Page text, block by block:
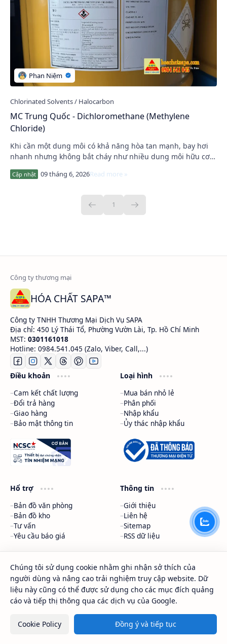
MC Trung Quốc - Dichloromethane (Methylene
Chloride)
Khi cần một dung môi có khả năng hòa tan mạnh, bay hơi
nhanh nhưng không bắt cháy như nhiều dung môi hữu cơ
HÓA CHẤT SAPA™
Công ty TNHH Thương Mại Dịch Vụ SAPA
Địa chỉ: 450 Lý Thái Tổ, Phường Vườn Lài, Tp. Hồ Chí Minh
MST: 0301161018
Hotline: 0984.541.045 (Zalo, Viber, Call,...)
Điều khoản
Cam kết chất lượng
Đổi trả hàng
Giao hàng
Bảo mật thông tin
Loại hình
Mua bán nhỏ lẻ
Phân phối
Nhập khẩu
Ủy thác nhập khẩu
Hổ trợ
Bản đồ văn phòng
Bản đồ kho
Tư vấn
Yêu cầu báo giá
Thông tin
Giới thiệu
Liên hệ
Sitemap
RSS dữ liệu
DMCA Protected
2026‧ HÓA CHẤT SAPA™ ‧ All rights reserved.
Chúng tôi sử dụng cookie nhằm ghi nhận sở thích của
người dùng và nâng cao trải nghiệm truy cập website. Dữ
liệu này cũng có thể được sử dụng cho các mục đích quảng
cáo và tiếp thị thông qua các dịch vụ của Google.
Cookie Policy Đồng ý và tiếp tục